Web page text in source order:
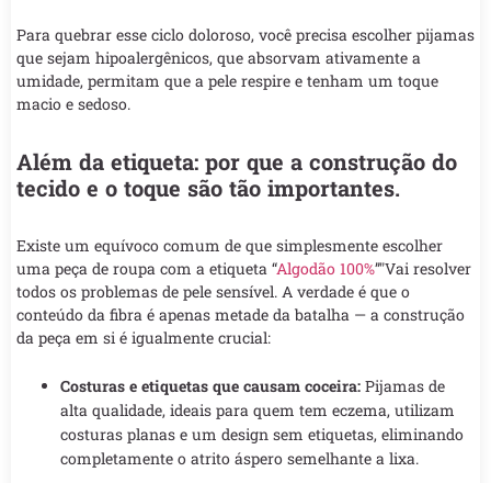
Para quebrar esse ciclo doloroso, você precisa escolher pijamas
que sejam hipoalergênicos, que absorvam ativamente a
umidade, permitam que a pele respire e tenham um toque
macio e sedoso.
Além da etiqueta: por que a construção do
tecido e o toque são tão importantes.
Existe um equívoco comum de que simplesmente escolher
uma peça de roupa com a etiqueta “Algodão 100%”"Vai resolver
todos os problemas de pele sensível. A verdade é que o
conteúdo da fibra é apenas metade da batalha — a construção
da peça em si é igualmente crucial:
Costuras e etiquetas que causam coceira: Pijamas de
alta qualidade, ideais para quem tem eczema, utilizam
costuras planas e um design sem etiquetas, eliminando
completamente o atrito áspero semelhante a lixa.